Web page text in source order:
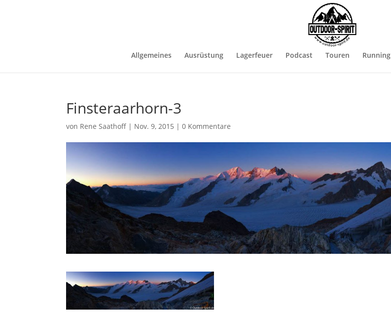
Allgemeines Ausrüstung Lagerfeuer Podcast Touren Running
Finsteraarhorn-3
von Rene Saathoff | Nov. 9, 2015 |0 Kommentare